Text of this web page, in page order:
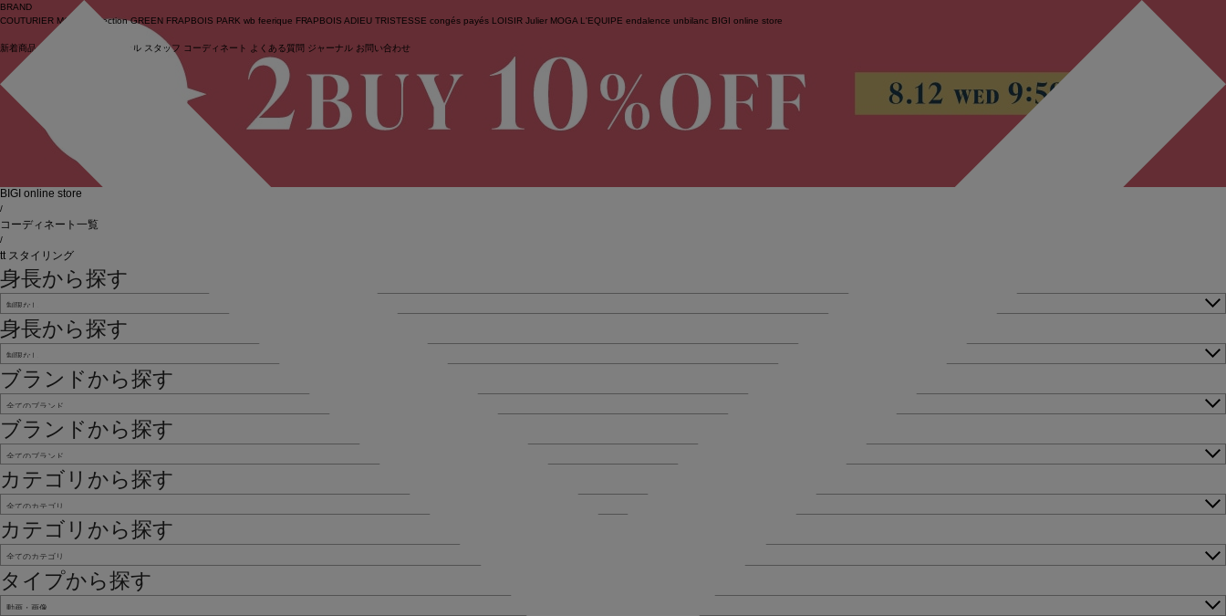
ログイン
BRAND
COUTURIER MOGA Collection GREEN FRAPBOIS PARK wb feerique FRAPBOIS ADIEU TRISTESSE congés payés LOISIR Julier MOGA L'EQUIPE endalence unbilanc BIGI online store
新着商品 (ライブ) セール スタッフ コーディネート よくある質問 ジャーナル お問い合わせ
BIGI online store
/
コーディネート一覧
/
tt スタイリング
身長から探す
身長から探す
ブランドから探す
ブランドから探す
カテゴリから探す
カテゴリから探す
タイプから探す